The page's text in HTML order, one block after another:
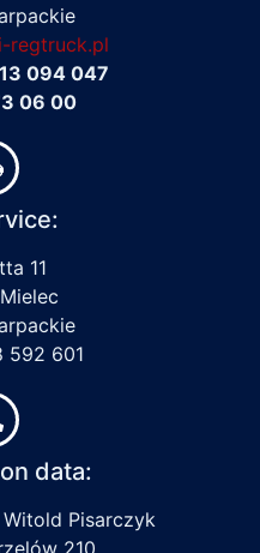
regtruck.pl
094 047
06 00
11
592 601
data:
Witold Pisarczyk
210